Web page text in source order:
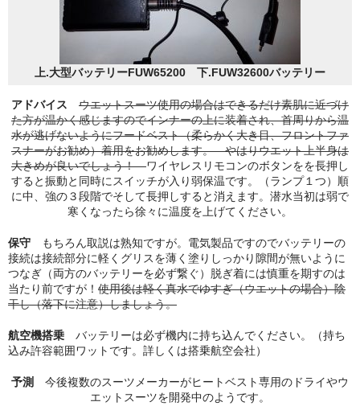
上.大型バッテリーFUW65200 下.FUW32600バッテリー
アドバイス
ウエットスーツ使用の場合はできるだけ素肌に近づけ
た方が温かく感じますのでインナーの上に装着され、首周りから温
水が逃げないようにフードベスト（柔らかく大き目、フロントファ
スナーがお勧め）着用をお勧めします。 やはりウエット上半身は
大きめが良いでしょう！ワイヤレスリモコンのボタンをを長押し
すると振動と同時にスイッチが入り弱保温です。（ランプ１つ）順
に中、強の３段階でそして長押しすると消えます。潜水当初は弱で
寒くなったら徐々に温度を上げてください。
保守 もちろん取説は熟知ですが。電気製品ですのでバッテリーの
接続は接続部分に軽くグリスを薄く塗りしっかり隙間が無いように
つなぎ（両方のバッテリーを必ず繋ぐ）脱ぎ着には慎重を期すのは
当たり前ですが！ 使用後は軽く真水でゆすぎ（ウエットの場合）陰
干し（落下に注意）しましょう。
航空機搭乗 バッテリーは必ず機内に持ち込んでください。（持ち
込み許容範囲ワットです。詳しくは搭乗航空会社）
予測
今後複数のスーツメーカーがヒートベスト専用のドライやウ
エットスーツを開発中のようです。